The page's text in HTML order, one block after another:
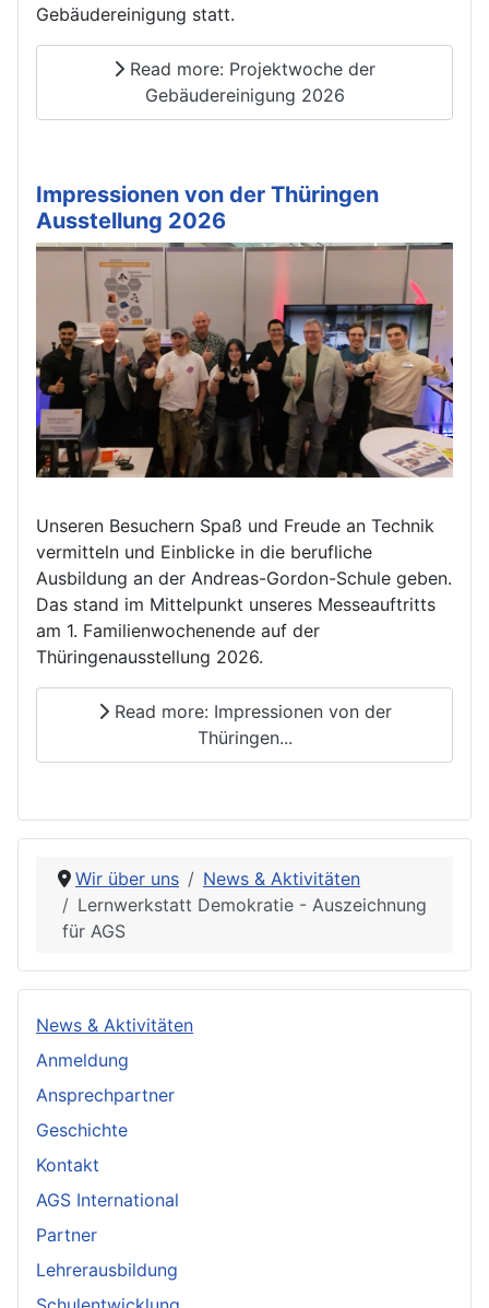
Gebäudereinigung statt.
Read more: Projektwoche der
Gebäudereinigung 2026
Impressionen von der Thüringen
Ausstellung 2026
Unseren Besuchern Spaß und Freude an Technik
vermitteln und Einblicke in die berufliche
Ausbildung an der Andreas-Gordon-Schule geben.
Das stand im Mittelpunkt unseres Messeauftritts
am 1. Familienwochenende auf der
Thüringenausstellung 2026.
Read more: Impressionen von der
Thüringen...
Wir über uns
News & Aktivitäten
Lernwerkstatt Demokratie - Auszeichnung
für AGS
News & Aktivitäten
Anmeldung
Ansprechpartner
Geschichte
Kontakt
AGS International
Partner
Lehrerausbildung